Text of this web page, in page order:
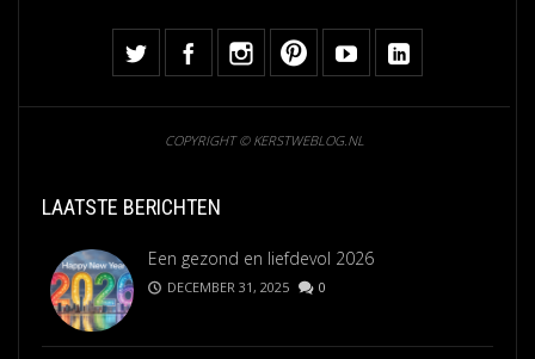
COPYRIGHT © KERSTWEBLOG.NL
LAATSTE BERICHTEN
Een gezond en liefdevol 2026
DECEMBER 31, 2025 0